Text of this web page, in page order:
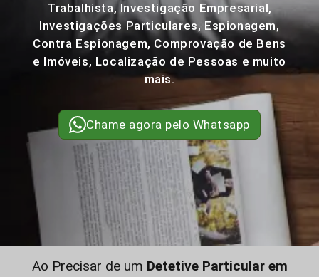
Trabalhista, Investigação Empresarial,
Investigações Particulares, Espionagem,
Contra Espionagem, Comprovação de Bens
e Imóveis, Localização de Pessoas e muito
mais.
Chame agora pelo Whatsapp
Ao Precisar de um Detetive Particular em